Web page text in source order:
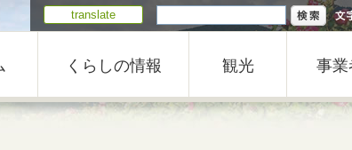
translate
くらしの情報 観光 事業